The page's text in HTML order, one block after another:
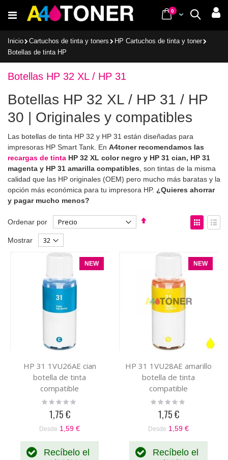
al
Buscar
Cart
0items
Inicio Cartuchos de tinta y toners
HP Cartuchos de tinta y toner
Botellas de tinta HP
Botellas HP 32 XL / HP 31
Botellas HP 32 XL / HP 31 / HP
30 | Originales y compatibles
Las botellas de tinta HP 32 y HP 31 están diseñadas para
impresoras HP Smart Tank. En A4toner recomendamos las
recargas de tinta HP 32 XL color negro y HP 31 cian, HP 31
magenta y HP 31 amarilla compatibles , son tintas de la misma
calidad que las HP originales (OEM) pero mucho más baratas y la
opción más económica para tu impresora HP. ¿Quieres ahorrar
y pagar mucho menos?
Ordenar por
Fijar
Ver
como
Mostrar
NEW
HP 31 1VU26AE cian
botella de tinta
compatible
Rating:
1,75 €
Desde 1,59 €
Recíbelo el
NEW
HP 31 1VU28AE amarillo
botella de tinta
compatible
Rating:
1,75 €
Desde 1,59 €
Recíbelo el